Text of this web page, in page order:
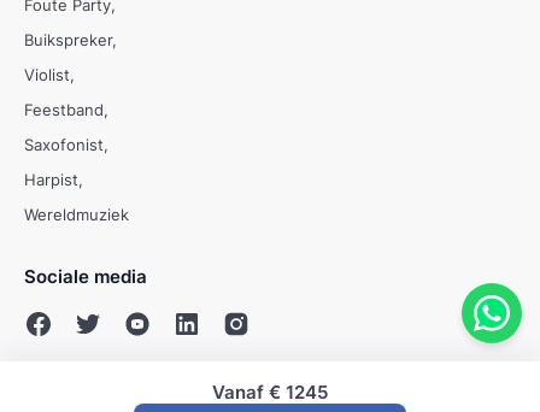
Vanaf € 1245
Foute Party
Buikspreker
Violist
Feestband
Saxofonist
Harpist
Wereldmuziek
Sociale media